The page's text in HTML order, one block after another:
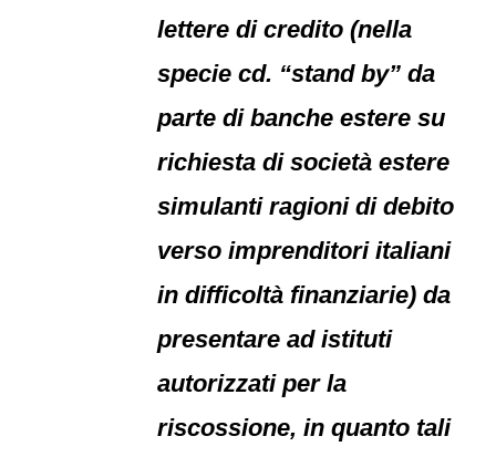
lettere di credito (nella
specie cd. “stand by” da
parte di banche estere su
richiesta di società estere
simulanti ragioni di debito
verso imprenditori italiani
in difficoltà finanziarie) da
presentare ad istituti
autorizzati per la
riscossione, in quanto tali